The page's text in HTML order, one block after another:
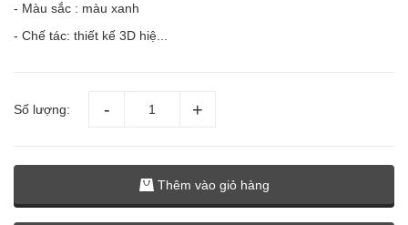
- Màu sắc : màu xanh
- Chế tác: thiết kế 3D hiệ...
Số lượng:
Thêm vào giỏ hàng